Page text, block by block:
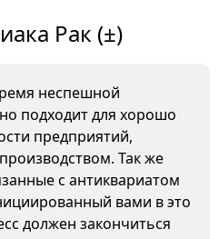
Рак (±)
неспешной
подходит для хорошо
предприятий,
Так же
с антиквариатом
вами в это
должен закончиться